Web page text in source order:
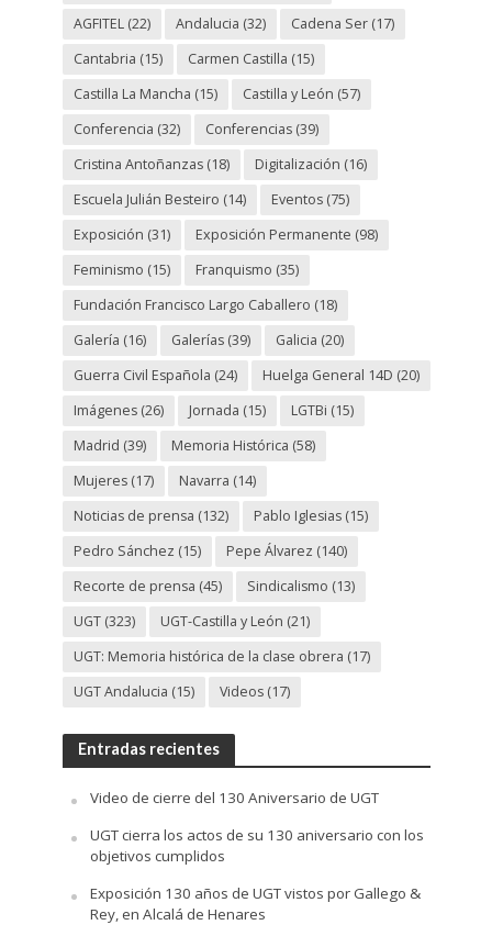
AGFITEL(22) Andalucia (32) Cadena Ser(17)
Cantabria (15) Carmen Castilla (15)
Castilla La Mancha (15) Castilla y León (57)
Conferencia (32) Conferencias(39)
Cristina Antoñanzas(18) Digitalización (16)
Escuela Julián Besteiro (14) Eventos(75)
Exposición (31) Exposición Permanente (98)
Feminismo (15) Franquismo (35)
Fundación Francisco Largo Caballero (18)
Galería (16) Galerías(39) Galicia (20)
Guerra Civil Española (24) Huelga General 14D (20)
Imágenes(26) Jornada (15) LGTBi (15)
Madrid (39) Memoria Histórica (58)
Mujeres(17) Navarra (14)
Noticias de prensa (132) Pablo Iglesias(15)
Pedro Sánchez (15) Pepe Álvarez (140)
Recorte de prensa (45) Sindicalismo (13)
UGT(323) UGT-Castilla y León (21)
UGT: Memoria histórica de la clase obrera (17)
UGT Andalucia (15) Videos(17)
Entradas recientes
Video de cierre del 130 Aniversario de UGT
UGT cierra los actos de su 130 aniversario con los
objetivos cumplidos
Exposición 130 años de UGT vistos por Gallego &
Rey, en Alcalá de Henares